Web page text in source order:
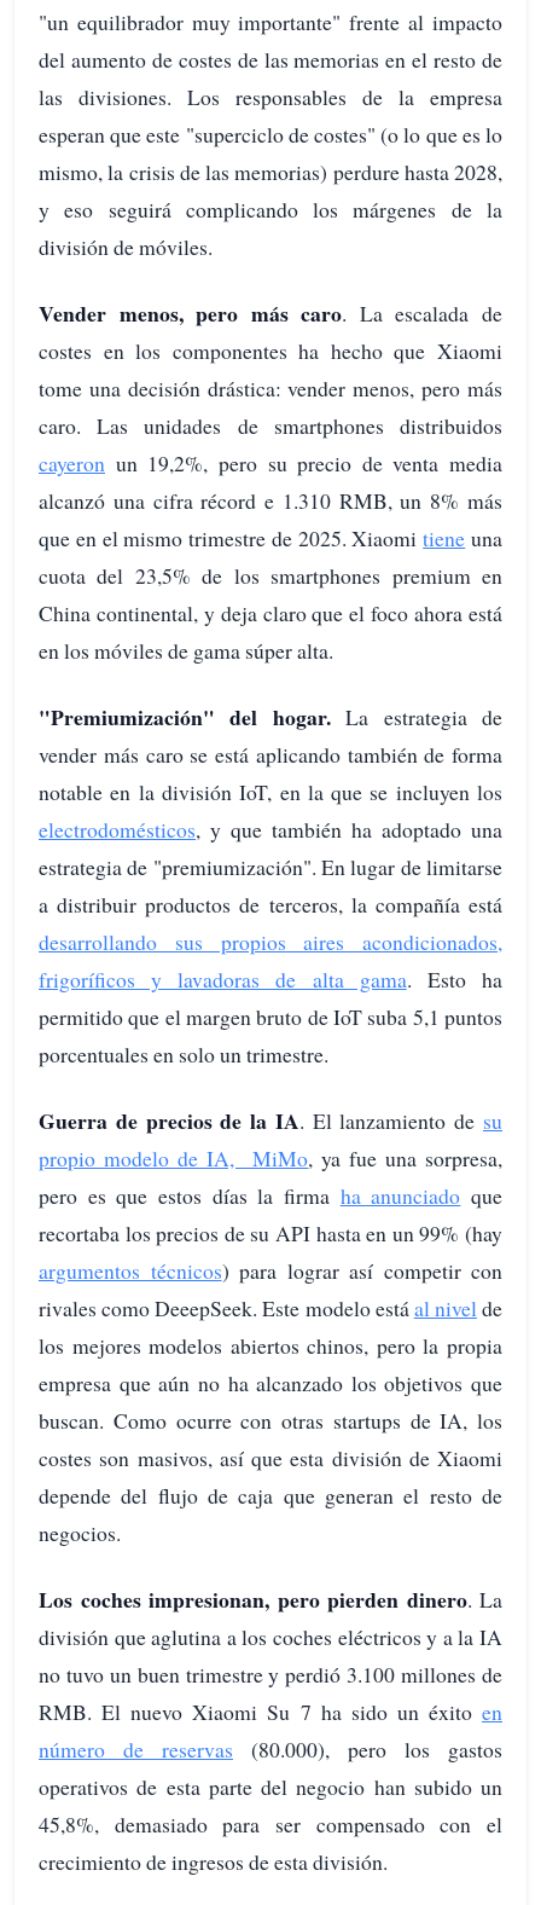
"un equilibrador muy importante" frente al impacto
del aumento de costes de las memorias en el resto de
las divisiones. Los responsables de la empresa
esperan que este "superciclo de costes" (o lo que es lo
mismo, la crisis de las memorias) perdure hasta 2028,
y eso seguirá complicando los márgenes de la
división de móviles.
Vender menos, pero más caro. La escalada de
costes en los componentes ha hecho que Xiaomi
tome una decisión drástica: vender menos, pero más
caro. Las unidades de smartphones distribuidos
cayeron un 19,2%, pero su precio de venta media
alcanzó una cifra récord e 1.310 RMB, un 8% más
que en el mismo trimestre de 2025. Xiaomitiene una
cuota del 23,5% de los smartphones premium en
China continental, y deja claro que el foco ahora está
en los móviles de gama súper alta.
"Premiumización" del hogar.La estrategia de
vender más caro se está aplicando también de forma
notable en la división IoT, en la que se incluyen los
electrodomésticos, y que también ha adoptado una
estrategia de "premiumización". En lugar de limitarse
a distribuir productos de terceros, la compañía está
desarrollando sus propios aires acondicionados,
frigoríficos y lavadoras de alta gama. Esto ha
permitido que el margen bruto de IoT suba 5,1 puntos
porcentuales en solo un trimestre.
Guerra de precios de la IA. El lanzamiento de su
propio modelo de IA, MiMo, ya fue una sorpresa,
pero es que estos días la firma ha anunciado que
recortaba los precios de su API hasta en un 99% (hay
argumentos técnicos) para lograr así competir con
rivales como DeeepSeek. Este modelo estáal nivelde
los mejores modelos abiertos chinos, pero la propia
empresa que aún no ha alcanzado los objetivos que
buscan. Como ocurre con otras startups de IA, los
costes son masivos, así que esta división de Xiaomi
depende del flujo de caja que generan el resto de
negocios.
Los coches impresionan, pero pierden dinero. La
división que aglutina a los coches eléctricos y a la IA
no tuvo un buen trimestre y perdió 3.100 millones de
RMB. El nuevo Xiaomi Su 7 ha sido un éxito en
número de reservas (80.000), pero los gastos
operativos de esta parte del negocio han subido un
45,8%, demasiado para ser compensado con el
crecimiento de ingresos de esta división.